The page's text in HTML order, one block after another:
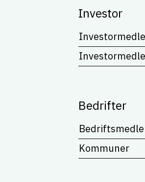
Investor
Bedrifter
Kommuner